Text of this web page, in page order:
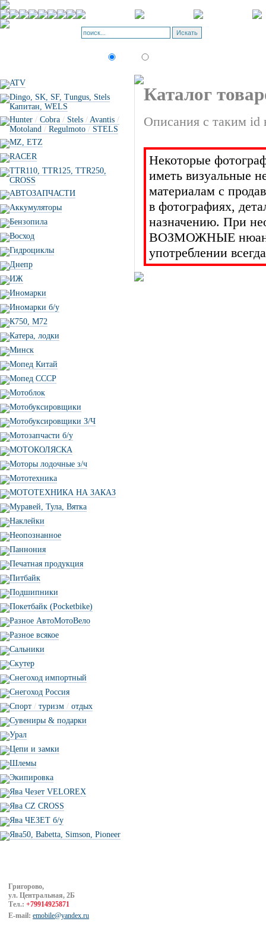
ATV
Dingo, SK, SF, Tungus, Stels
Капитан, WELS
Hunter / Cobra / Stels / Avantis /
Motoland / Regulmoto / STELS
MZ, ETZ
RACER
TTR110, TTR125, TTR250,
CROSS
АВТОЗАПЧАСТИ
Аккумуляторы
Бензопила
Восход
Гидроциклы
Днепр
ИЖ
Иномарки
Иномарки б/у
К750, М72
Катера, лодки
Минск
Мопед Китай
Мопед СССР
Мотоблок
Мотобуксировщики
Мотобуксировщики З/Ч
Мотозапчасти б/у
МОТОКОЛЯСКА
Моторы лодочные з/ч
Мототехника
МОТОТЕХНИКА НА ЗАКАЗ
Муравей, Тула, Вятка
Наклейки
Неопознанное
Паннония
Печатная продукция
Питбайк
Подшипники
Покетбайк (Pocketbike)
Разное АвтоМотоВело
Разное всякое
Сальники
Скутер
Снегоход импортный
Снегоход Россия
Спорт / туризм / отдых
Сувениры & подарки
Урал
Цепи и замки
Шлемы
Экипировка
Ява Чезет VELOREX
Ява CZ CROSS
Ява ЧЕЗЕТ б/у
Ява50, Babetta, Simson, Pioneer
Григорово,
ул. Центральная, 2Б
Тел.: +79914925871
E-mail: emobile@yandex.ru
Каталог
Описания с таким id
Некоторые
иметь визуальные
материалам с
в фотографиях,
назначению. При
ВОЗМОЖНЫЕ
употреблении